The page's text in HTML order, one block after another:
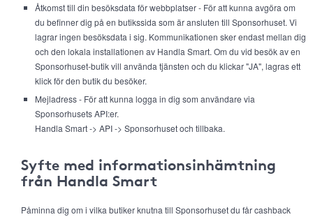
Åtkomst till din besöksdata för webbplatser - För att kunna avgöra om
du befinner dig på en butikssida som är ansluten till Sponsorhuset. Vi
lagrar ingen besöksdata i sig. Kommunikationen sker endast mellan dig
och den lokala installationen av Handla Smart. Om du vid besök av en
Sponsorhuset-butik vill använda tjänsten och du klickar "JA", lagras ett
klick för den butik du besöker.
Mejladress - För att kunna logga in dig som användare via
Sponsorhusets API:er.
Handla Smart -> API -> Sponsorhuset och tillbaka.
Syfte med informationsinhämtning
från Handla Smart
Påminna dig om i vilka butiker knutna till Sponsorhuset du får cashback